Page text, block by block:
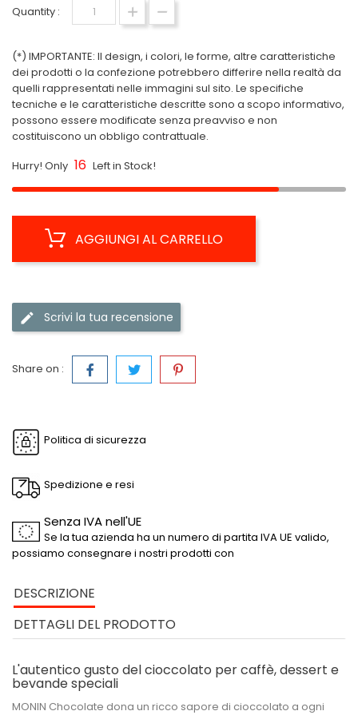
Quantity :
(*) IMPORTANTE: Il design, i colori, le forme, altre caratteristiche
dei prodotti o la confezione potrebbero differire nella realtà da
quelli rappresentati nelle immagini sul sito. Le specifiche
tecniche e le caratteristiche descritte sono a scopo informativo,
possono essere modificate senza preavviso e non
costituiscono un obbligo contrattuale.
Hurry! Only 16 Left in Stock!
AGGIUNGI AL CARRELLO
Scrivi la tua recensione
Share on :
Politica di sicurezza
Spedizione e resi
Senza IVA nell'UE
Se la tua azienda ha un numero di partita IVA UE valido,
possiamo consegnare i nostri prodotti con
DESCRIZIONE
DETTAGLI DEL PRODOTTO
L'autentico gusto del cioccolato per caffè, dessert e
bevande speciali
MONIN Chocolate dona un ricco sapore di cioccolato a ogni